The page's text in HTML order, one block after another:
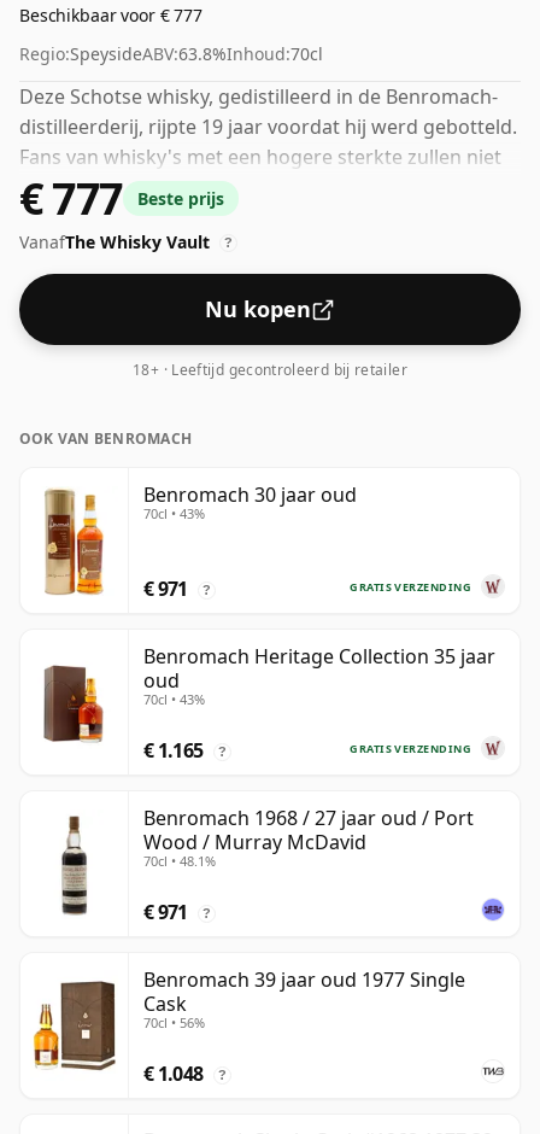
Beschikbaar voor € 777
Regio:SpeysideABV:63.8%Inhoud:70cl
Deze Schotse whisky, gedistilleerd in de Benromach-
distilleerderij, rijpte 19 jaar voordat hij werd gebotteld.
Fans van whisky's met een hogere sterkte zullen niet
teleurgesteld zijn door deze botteling, die een
alcoholpercentage van 63,8% heeft.
€ 777
Beste prijs
VanafThe Whisky Vault ?
Nu kopen
18+ · Leeftijd gecontroleerd bij retailer
OOK VAN BENROMACH
Benromach 30 jaar oud
70cl • 43%
GRATIS VERZENDING
€ 971 ?
Benromach Heritage Collection 35 jaar
oud
70cl • 43%
GRATIS VERZENDING
€ 1.165 ?
Benromach 1968 / 27 jaar oud / Port
Wood / Murray McDavid
70cl • 48.1%
€ 971 ?
Benromach 39 jaar oud 1977 Single
Cask
70cl • 56%
€ 1.048 ?